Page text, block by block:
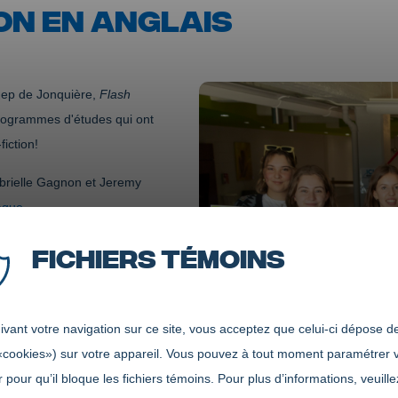
Fichiers témoins
votre navigation sur ce site, vous acceptez que celui-ci dépose
sur votre appareil. Vous pouvez à tout moment paramétrer
pour qu’il bloque les fichiers témoins. Pour plus d’informations,
EN ANGLAIS
de Jonquière, Flash
d'études qui ont
Gagnon et Jeremy
.
parmi l'ensemble des
Raphaël Boivin (
) et Émy Boivin (The